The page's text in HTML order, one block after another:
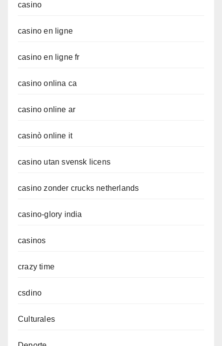
casino
casino en ligne
casino en ligne fr
casino onlina ca
casino online ar
casinò online it
casino utan svensk licens
casino zonder crucks netherlands
casino-glory india
casinos
crazy time
csdino
Culturales